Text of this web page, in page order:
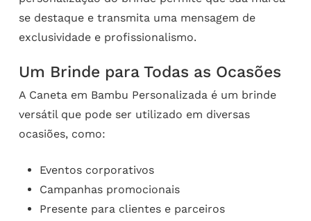
se destaque e transmita uma mensagem de
exclusividade e profissionalismo.
Um Brinde para Todas as Ocasões
A Caneta em Bambu Personalizada é um brinde
versátil que pode ser utilizado em diversas
ocasiões, como:
Eventos corporativos
Campanhas promocionais
Presente para clientes e parceiros